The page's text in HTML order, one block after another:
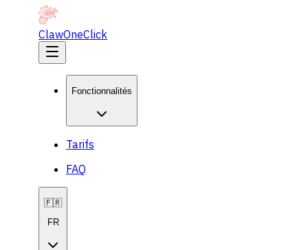
ClawOneClick
Fonctionnalités
Tarifs
FAQ
🇫🇷
FR